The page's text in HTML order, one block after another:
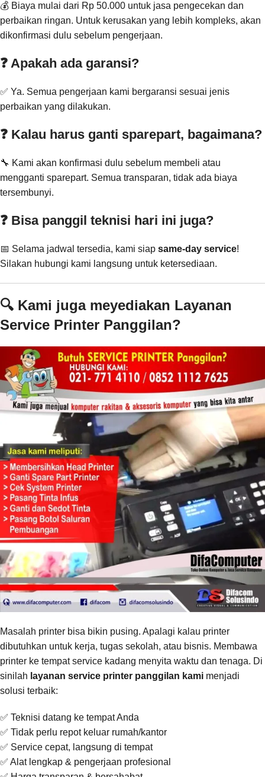
💰 Biaya mulai dari Rp 50.000 untuk jasa pengecekan dan
perbaikan ringan. Untuk kerusakan yang lebih kompleks, akan
dikonfirmasi dulu sebelum pengerjaan.
❓ Apakah ada garansi?
✅ Ya. Semua pengerjaan kami bergaransi sesuai jenis
perbaikan yang dilakukan.
❓ Kalau harus ganti sparepart, bagaimana?
🔧 Kami akan konfirmasi dulu sebelum membeli atau
mengganti sparepart. Semua transparan, tidak ada biaya
tersembunyi.
❓ Bisa panggil teknisi hari ini juga?
📅 Selama jadwal tersedia, kami siap same-day service!
Silakan hubungi kami langsung untuk ketersediaan.
🔍 Kami juga meyediakan Layanan
Service Printer Panggilan?
Masalah printer bisa bikin pusing. Apalagi kalau printer
dibutuhkan untuk kerja, tugas sekolah, atau bisnis. Membawa
printer ke tempat service kadang menyita waktu dan tenaga. Di
sinilah layanan service printer panggilan kami menjadi
solusi terbaik:
✅ Teknisi datang ke tempat Anda
✅ Tidak perlu repot keluar rumah/kantor
✅ Service cepat, langsung di tempat
✅ Alat lengkap & pengerjaan profesional